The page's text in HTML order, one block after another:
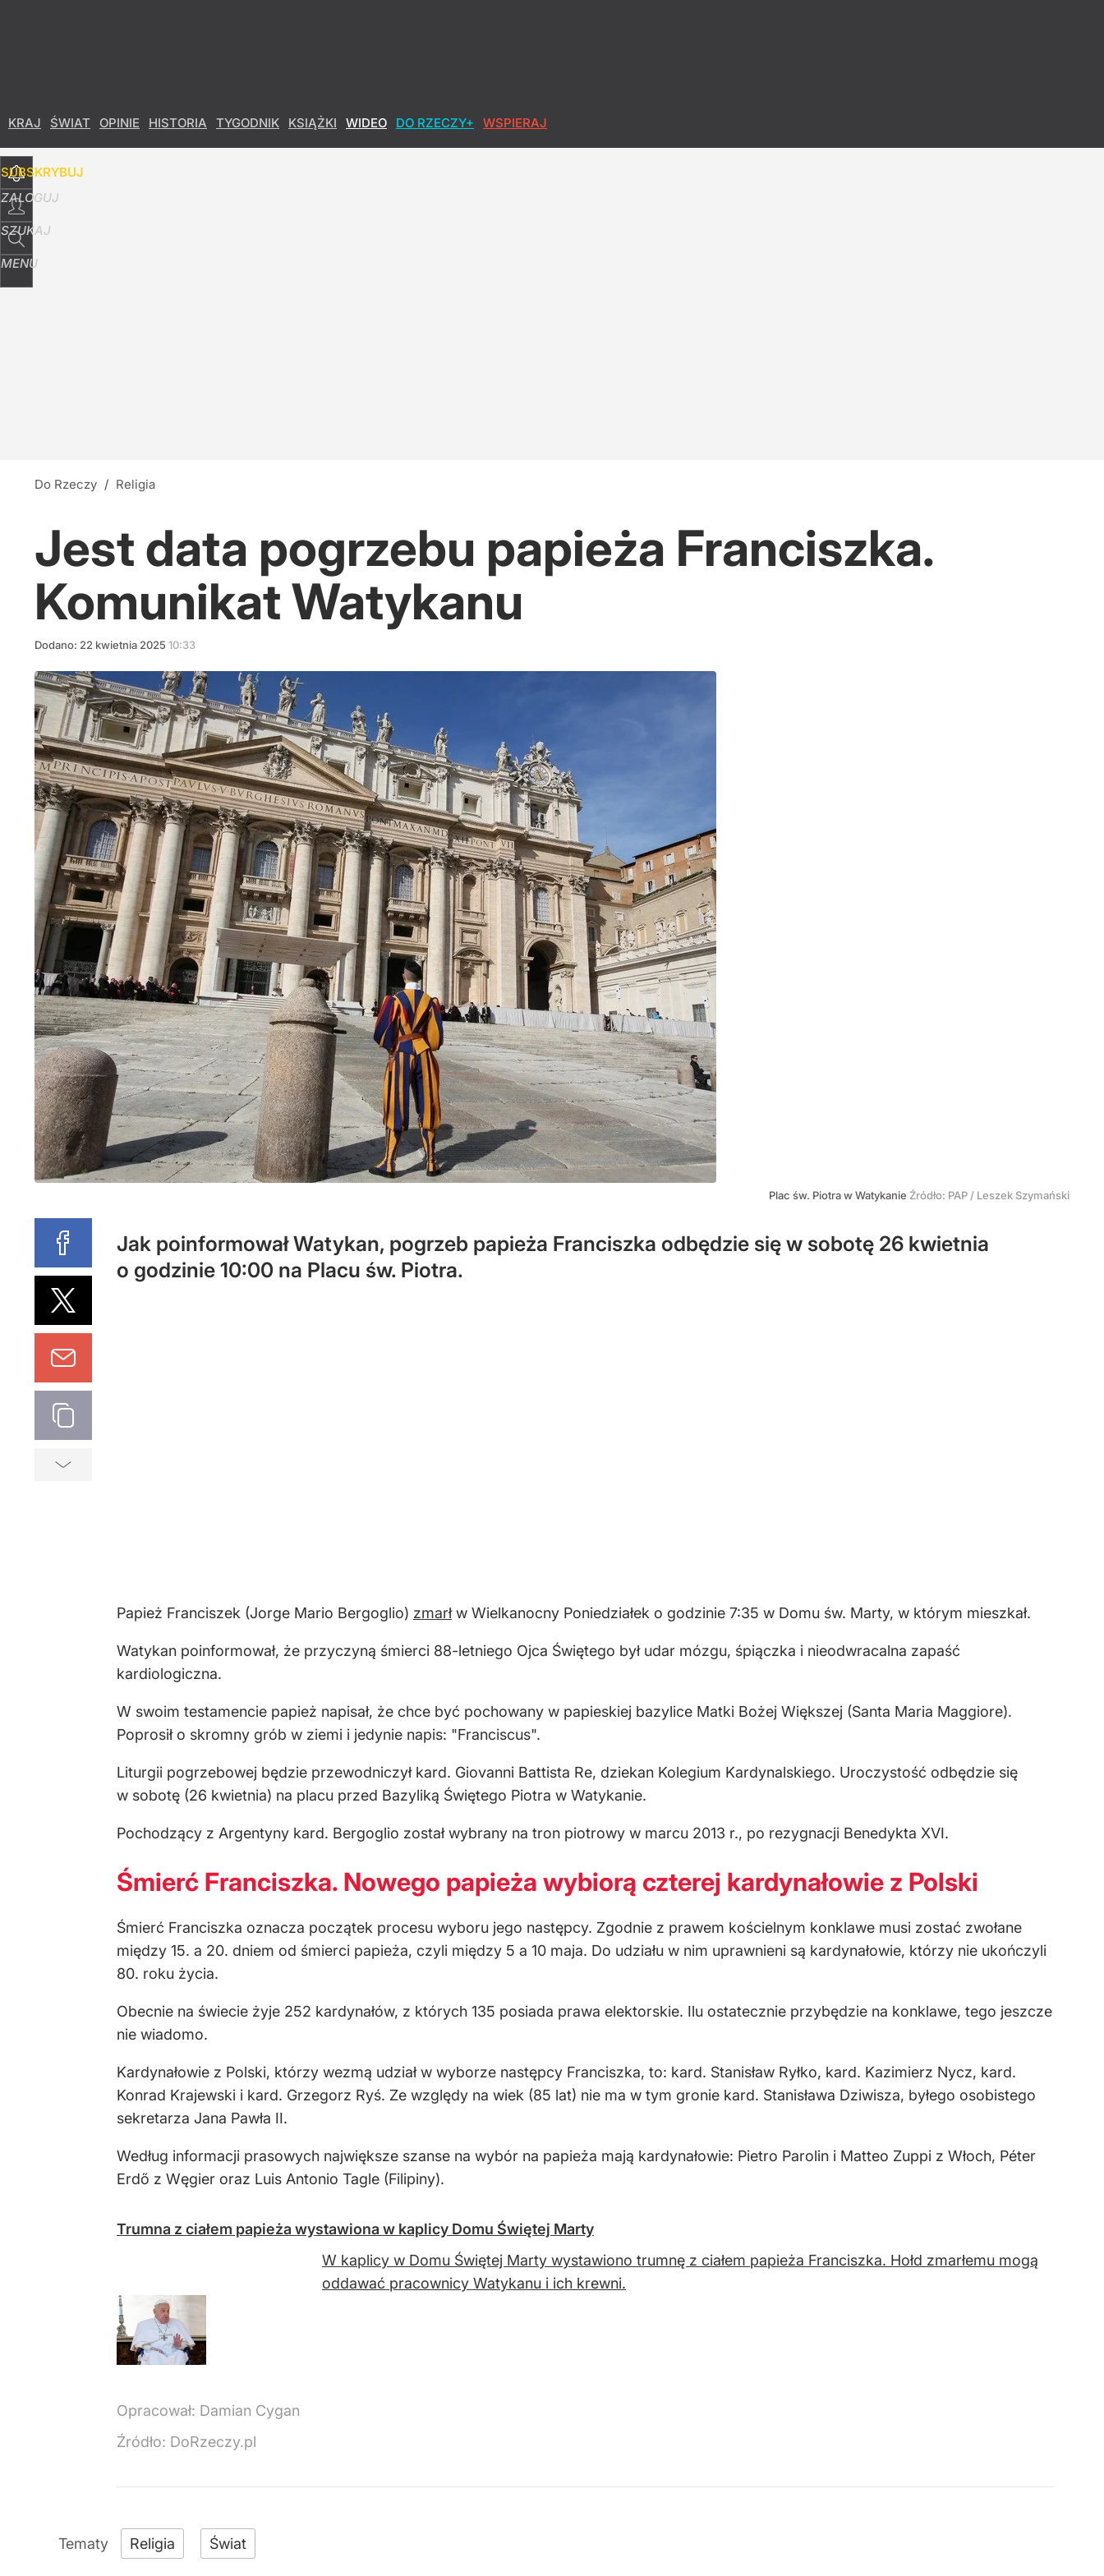
KRAJ ŚWIAT OPINIE HISTORIA TYGODNIK KSIĄŻKI WIDEO DO RZECZY+ WSPIERAJ
SUBSKRYBUJ
ZALOGUJ
SZUKAJ
MENU
Do Rzeczy / Religia
Jest data pogrzebu papieża Franciszka.
Komunikat Watykanu
Dodano: 22 kwietnia 2025 10:33
Plac św. Piotra w Watykanie Źródło: PAP / Leszek Szymański
Jak poinformował Watykan, pogrzeb papieża Franciszka odbędzie się w sobotę 26 kwietnia
o godzinie 10:00 na Placu św. Piotra.
Papież Franciszek (Jorge Mario Bergoglio) zmarłw Wielkanocny Poniedziałek o godzinie 7:35 w Domu św. Marty, w którym mieszkał.
Watykan poinformował, że przyczyną śmierci 88-letniego Ojca Świętego był udar mózgu, śpiączka i nieodwracalna zapaść
kardiologiczna.
W swoim testamencie papież napisał, że chce być pochowany w papieskiej bazylice Matki Bożej Większej (Santa Maria Maggiore).
Poprosił o skromny grób w ziemi i jedynie napis: "Franciscus".
Liturgii pogrzebowej będzie przewodniczył kard. Giovanni Battista Re, dziekan Kolegium Kardynalskiego. Uroczystość odbędzie się
w sobotę (26 kwietnia) na placu przed Bazyliką Świętego Piotra w Watykanie.
Pochodzący z Argentyny kard. Bergoglio został wybrany na tron piotrowy w marcu 2013 r., po rezygnacji Benedykta XVI.
Śmierć Franciszka. Nowego papieża wybiorą czterej kardynałowie z Polski
Śmierć Franciszka oznacza początek procesu wyboru jego następcy. Zgodnie z prawem kościelnym konklawe musi zostać zwołane
między 15. a 20. dniem od śmierci papieża, czyli między 5 a 10 maja. Do udziału w nim uprawnieni są kardynałowie, którzy nie ukończyli
80. roku życia.
Obecnie na świecie żyje 252 kardynałów, z których 135 posiada prawa elektorskie. Ilu ostatecznie przybędzie na konklawe, tego jeszcze
nie wiadomo.
Kardynałowie z Polski, którzy wezmą udział w wyborze następcy Franciszka, to: kard. Stanisław Ryłko, kard. Kazimierz Nycz, kard.
Konrad Krajewski i kard. Grzegorz Ryś. Ze względy na wiek (85 lat) nie ma w tym gronie kard. Stanisława Dziwisza, byłego osobistego
sekretarza Jana Pawła II.
Według informacji prasowych największe szanse na wybór na papieża mają kardynałowie: Pietro Parolin i Matteo Zuppi z Włoch, Péter
Erdő z Węgier oraz Luis Antonio Tagle (Filipiny).
Trumna z ciałem papieża wystawiona w kaplicy Domu Świętej Marty
W kaplicy w Domu Świętej Marty wystawiono trumnę z ciałem papieża Franciszka. Hołd zmarłemu mogą
oddawać pracownicy Watykanu i ich krewni.
Opracował: Damian Cygan
Źródło: DoRzeczy.pl
Religia Świat